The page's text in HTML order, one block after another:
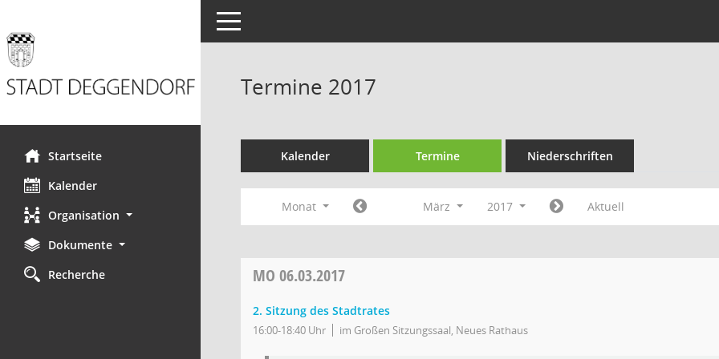
Startseite
Kalender
Organisation
Dokumente
Recherche
Toggle navigation
Termine 2017
Kalender Termine Niederschriften
Monat März 2017 Aktuell
MO 06.03.2017
2. Sitzung des Stadtrates
16:00-18:40 Uhr im Großen Sitzungssaal, Neues Rathaus